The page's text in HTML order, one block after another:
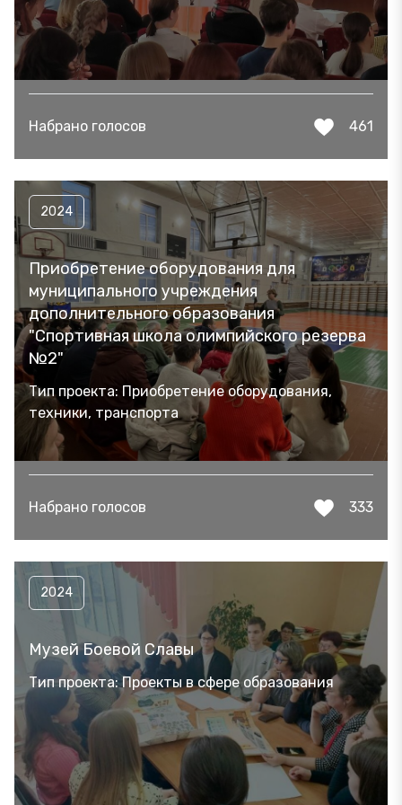
Набрано голосов 461
2024
Приобретение оборудования для
муниципального учреждения
дополнительного образования
"Спортивная школа олимпийского резерва
№2"
Тип проекта: Приобретение оборудования,
техники, транспорта
Набрано голосов 333
2024
Музей Боевой Славы
Тип проекта: Проекты в сфере образования